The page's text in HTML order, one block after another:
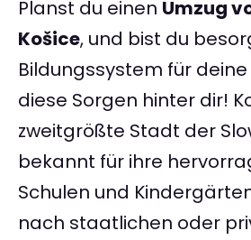
Planst du einen Umzug
Košice, und bist du
Bildungssystem für deine
diese Sorgen hinter dir!
zweitgrößte Stadt der
bekannt für ihre
Schulen und
nach staatlichen oder